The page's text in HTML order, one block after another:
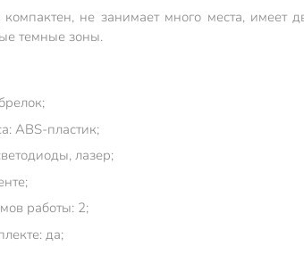
не занимает много места,
темные зоны.
ABS-пластик;
лазер;
работы: 2;
да;